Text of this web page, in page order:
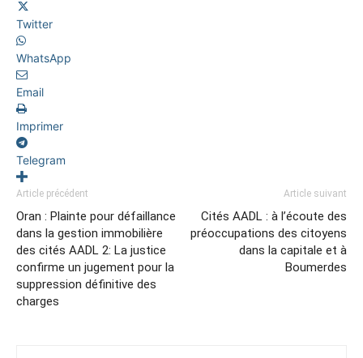
Twitter
WhatsApp
Email
Imprimer
Telegram
Article précédent
Oran : Plainte pour défaillance
dans la gestion immobilière
des cités AADL 2: La justice
confirme un jugement pour la
suppression définitive des
charges
Article suivant
Cités AADL : à l’écoute des
préoccupations des citoyens
dans la capitale et à
Boumerdes